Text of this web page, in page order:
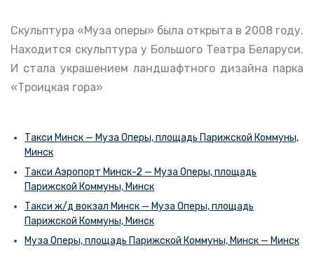
Скульптура «Муза оперы» была открыта в 2008 году.
Находится скульптура у Большого Театра Беларуси.
И стала украшением ландшафтного дизайна парка
«Троицкая гора»
Такси Минск — Муза Оперы, площадь Парижской Коммуны,
Минск
Такси Аэропорт Минск-2 — Муза Оперы, площадь
Парижской Коммуны, Минск
Такси ж/д вокзал Минск — Муза Оперы, площадь
Парижской Коммуны, Минск
Муза Оперы, площадь Парижской Коммуны, Минск — Минск